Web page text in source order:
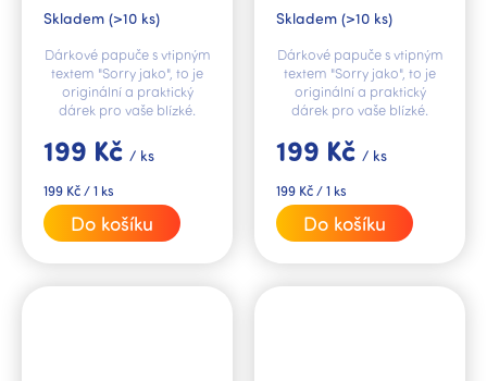
Skladem (>10 ks)
199 Kč / ks
Měrná
cena:
199 Kč / 1 ks
Do košíku
Dárkové papuče s vtipným
textem "Sorry jako", to je
originální a praktický
dárek pro vaše blízké.
Skladem (>10 ks)
199 Kč / ks
Měrná
cena:
199 Kč / 1 ks
Do košíku
Dárkové papuče s vtipným
textem "Sorry jako", to je
originální a praktický
dárek pro vaše blízké.